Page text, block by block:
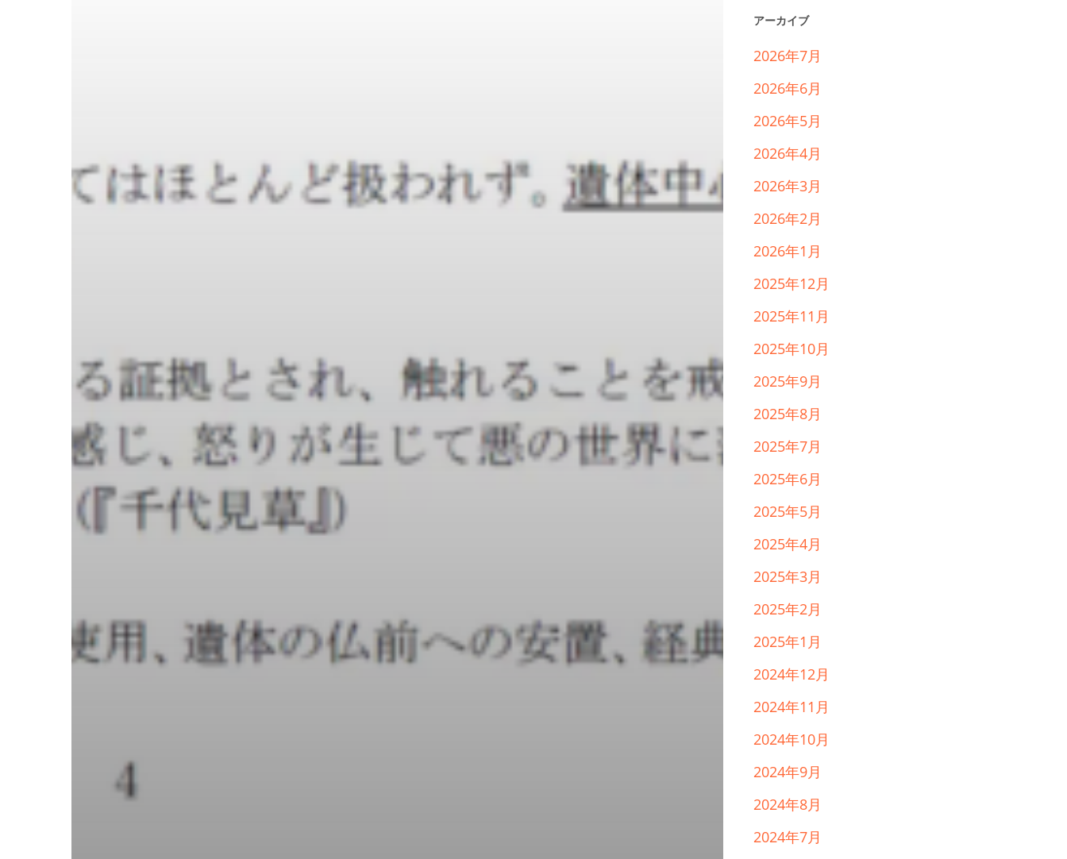
アーカイブ
2026年7月
2026年6月
2026年5月
2026年4月
2026年3月
2026年2月
2026年1月
2025年12月
2025年11月
2025年10月
2025年9月
2025年8月
2025年7月
2025年6月
2025年5月
2025年4月
2025年3月
2025年2月
2025年1月
2024年12月
2024年11月
2024年10月
2024年9月
2024年8月
2024年7月